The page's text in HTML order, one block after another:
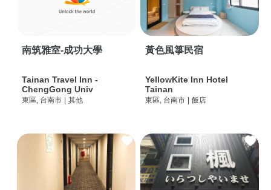
南筑雅室-成功大學
Tainan Travel Inn -
ChengGong Univ
東區, 台南市 | 其他
黃色風箏民宿
YellowKite Inn Hotel
Tainan
東區, 台南市 | 飯店